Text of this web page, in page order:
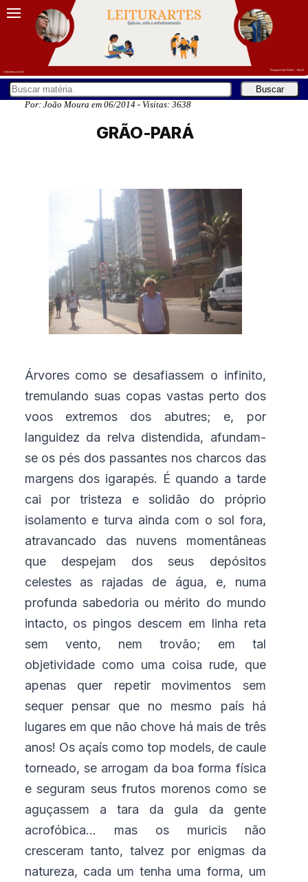
Por: João Moura em 06/2014 - Visitas: 3638
GRÃO-PARÁ
Árvores como se desafiassem o infinito,
tremulando suas copas vastas perto dos
voos extremos dos abutres; e, por
languidez da relva distendida, afundam-
se os pés dos passantes nos charcos das
margens dos igarapés. É quando a tarde
cai por tristeza e solidão do próprio
isolamento e turva ainda com o sol fora,
atravancado das nuvens momentâneas
que despejam dos seus depósitos
celestes as rajadas de água, e, numa
profunda sabedoria ou mérito do mundo
intacto, os pingos descem em linha reta
sem vento, nem trovão; em tal
objetividade como uma coisa rude, que
apenas quer repetir movimentos sem
sequer pensar que no mesmo país há
lugares em que não chove há mais de três
anos! Os açaís como top models, de caule
torneado, se arrogam da boa forma física
e seguram seus frutos morenos como se
aguçassem a tara da gula da gente
acrofóbica... mas os muricis não
cresceram tanto, talvez por enigmas da
natureza, cada um tenha uma forma, um